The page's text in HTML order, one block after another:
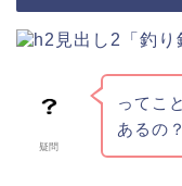
疑問
ってこ
あるの？